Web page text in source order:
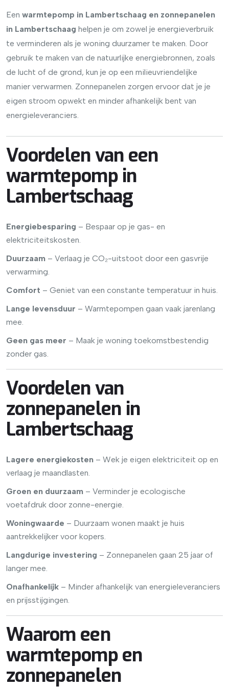
Een warmtepomp in Lambertschaag en zonnepanelen
in Lambertschaag helpen je om zowel je energieverbruik
te verminderen als je woning duurzamer te maken. Door
gebruik te maken van de natuurlijke energiebronnen, zoals
de lucht of de grond, kun je op een milieuvriendelijke
manier verwarmen. Zonnepanelen zorgen ervoor dat je je
eigen stroom opwekt en minder afhankelijk bent van
energieleveranciers.
Voordelen van een
warmtepomp in
Lambertschaag
Energiebesparing – Bespaar op je gas- en
elektriciteitskosten.
Duurzaam – Verlaag je CO₂-uitstoot door een gasvrije
verwarming.
Comfort – Geniet van een constante temperatuur in huis.
Lange levensduur – Warmtepompen gaan vaak jarenlang
mee.
Geen gas meer – Maak je woning toekomstbestendig
zonder gas.
Voordelen van
zonnepanelen in
Lambertschaag
Lagere energiekosten – Wek je eigen elektriciteit op en
verlaag je maandlasten.
Groen en duurzaam – Verminder je ecologische
voetafdruk door zonne-energie.
Woningwaarde – Duurzaam wonen maakt je huis
aantrekkelijker voor kopers.
Langdurige investering – Zonnepanelen gaan 25 jaar of
langer mee.
Onafhankelijk – Minder afhankelijk van energieleveranciers
en prijsstijgingen.
Waarom een
warmtepomp en
zonnepanelen